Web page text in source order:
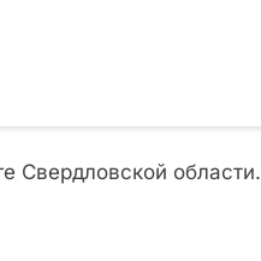
Свердловской области.